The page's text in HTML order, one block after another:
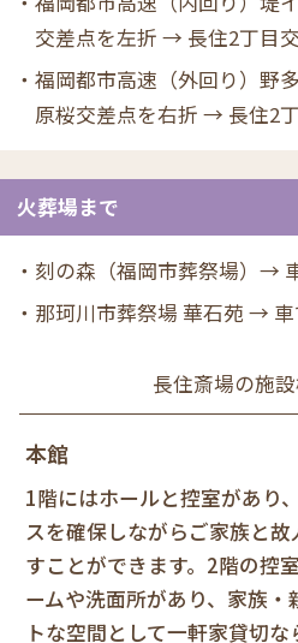
交差点を左折 → 長住2丁目
福岡都市高速（外回り）野
原桜交差点を右折 → 長住2
火葬場まで
刻の森（福岡市葬祭場）→
那珂川市葬祭場 華石苑 →
長住斎場の施
本館
1階にはホールと控室があり
スを確保しながらご家族と
すことができます。2階の控
ームや洗面所があり、家族・
トな空間として一軒家貸切